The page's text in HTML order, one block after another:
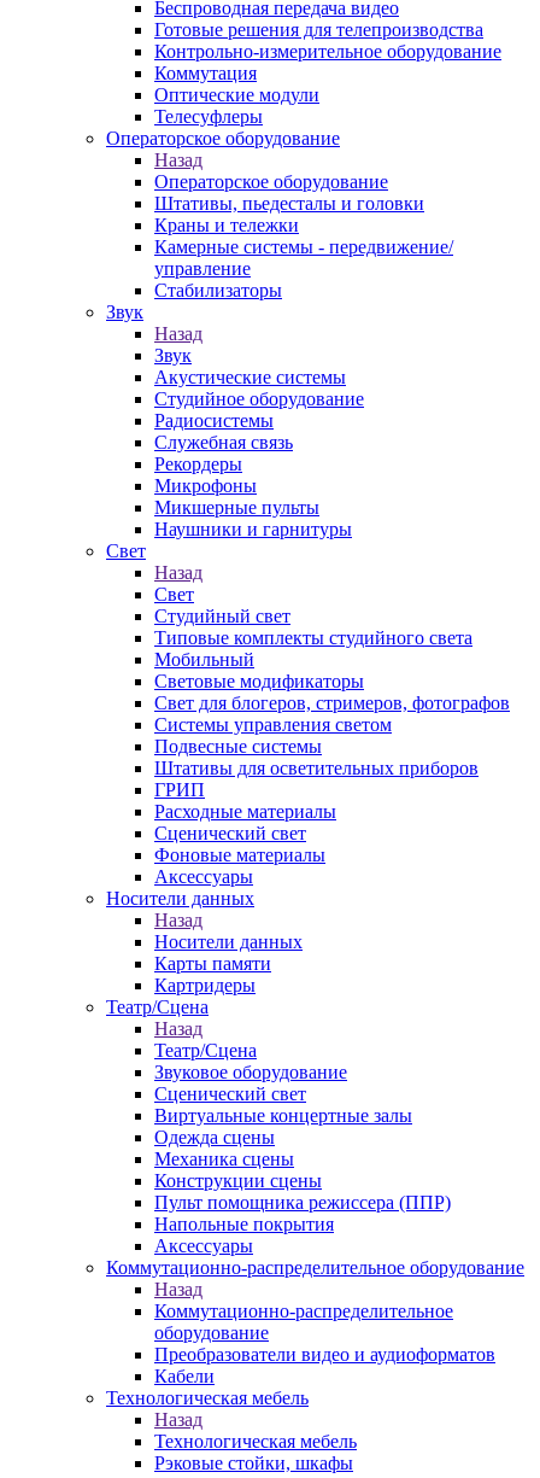
Беспроводная передача видео
Готовые решения для телепроизводства
Контрольно-измерительное оборудование
Коммутация
Оптические модули
Телесуфлеры
Операторское оборудование
Назад
Операторское оборудование
Штативы, пьедесталы и головки
Краны и тележки
Камерные системы - передвижение/
управление
Стабилизаторы
Звук
Назад
Звук
Акустические системы
Студийное оборудование
Радиосистемы
Служебная связь
Рекордеры
Микрофоны
Микшерные пульты
Наушники и гарнитуры
Свет
Назад
Свет
Студийный свет
Типовые комплекты студийного света
Мобильный
Световые модификаторы
Свет для блогеров, стримеров, фотографов
Системы управления светом
Подвесные системы
Штативы для осветительных приборов
ГРИП
Расходные материалы
Сценический свет
Фоновые материалы
Аксессуары
Носители данных
Назад
Носители данных
Карты памяти
Картридеры
Театр/Сцена
Назад
Театр/Сцена
Звуковое оборудование
Сценический свет
Виртуальные концертные залы
Одежда сцены
Механика сцены
Конструкции сцены
Пульт помощника режиссера (ППР)
Напольные покрытия
Аксессуары
Коммутационно-распределительное оборудование
Назад
Коммутационно-распределительное
оборудование
Преобразователи видео и аудиоформатов
Кабели
Технологическая мебель
Назад
Технологическая мебель
Рэковые стойки, шкафы